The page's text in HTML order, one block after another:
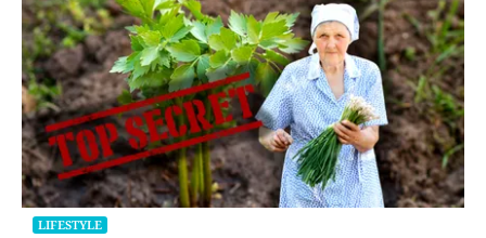
LIFESTYLE